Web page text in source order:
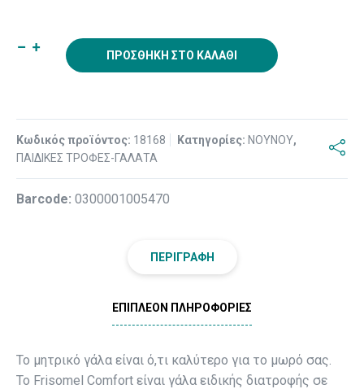
ΠΡΟΣΘΉΚΗ ΣΤΟ ΚΑΛΆΘΙ
Κωδικός προϊόντος: 18168 Κατηγορίες: NOYNOY,
ΠΑΙΔΙΚΕΣ ΤΡΟΦΕΣ-ΓΑΛΑΤΑ
Βarcode: 0300001005470
ΠΕΡΙΓΡΑΦΉ
ΕΠΙΠΛΈΟΝ ΠΛΗΡΟΦΟΡΊΕΣ
Το μητρικό γάλα είναι ό,τι καλύτερο για το μωρό σας.
Το Frisomel Comfort είναι γάλα ειδικής διατροφής σε